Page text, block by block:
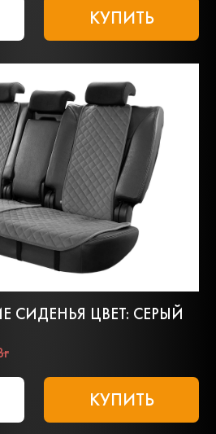
КУПИТЬ
СИДЕНЬЯ ЦВЕТ: СЕРЫЙ
КУПИТЬ